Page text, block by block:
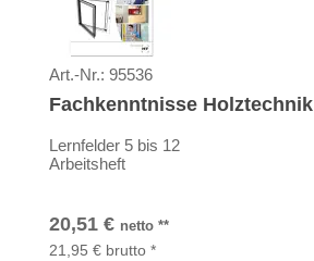
Art.-Nr.: 95536
Fachkenntnisse Holztechnik
Lernfelder 5 bis 12
Arbeitsheft
20,51 € netto **
21,95 € brutto *